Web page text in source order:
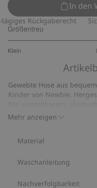
In den
Rückgaberecht
Größentreu
Klein
von
17
Bewertungen
Mehr anzeigen
Gewebte Hose aus
Kinder von Newbie.
Kordelzug mit
Beinabschlüssen.
Verstellbarer
Musselin.
Artikelnummer:833426
Material
Waschanleitung
Nachverfolgbarkeit